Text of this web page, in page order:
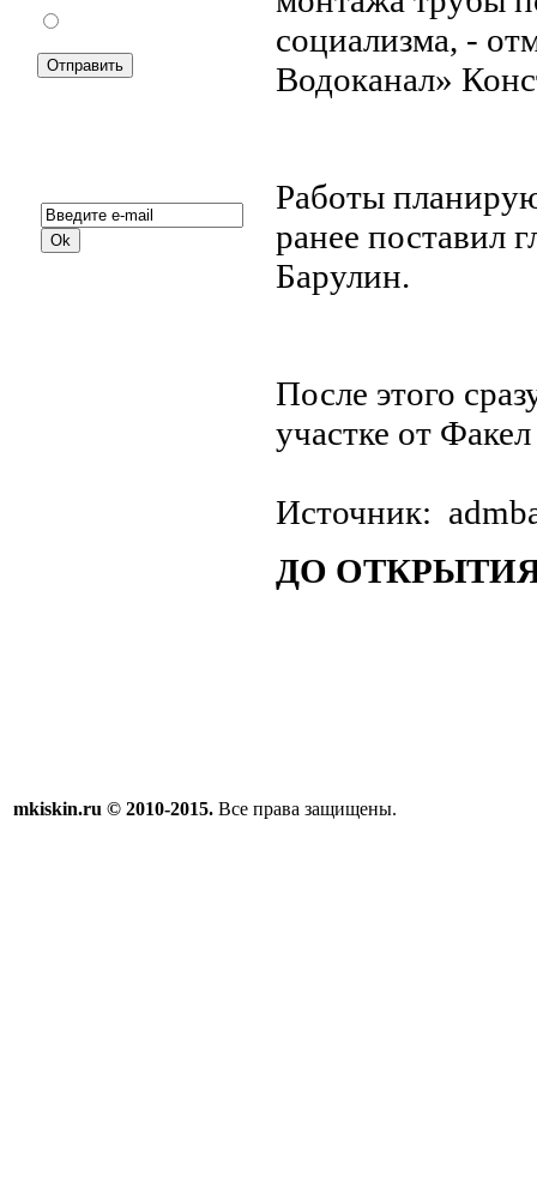
социализма, -
Водоканал»
Работы
ранее поставил
Барулин.
После этого
участке от
Источник:
ДО
mkiskin.ru © 2010-2015. Все права защищены.